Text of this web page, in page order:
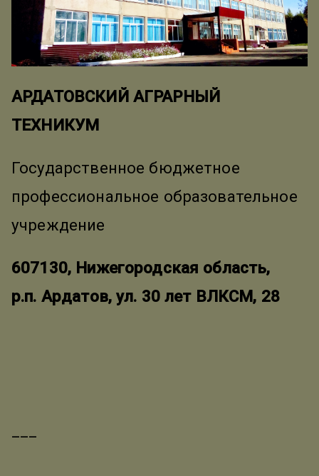
АРДАТОВСКИЙ АГРАРНЫЙ
ТЕХНИКУМ
Государственное бюджетное
профессиональное образовательное
учреждение
607130, Нижегородская область,
р.п. Ардатов, ул. 30 лет ВЛКСМ, 28